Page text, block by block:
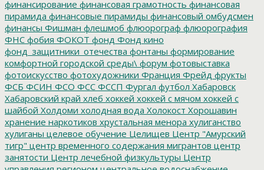
финансирование финансовая грамотность финансовая
пирамида финансовые пирамиды финансовый омбудсмен
финансы Фишман флешмоб флюорограф флюорография
ФНС фобия ФОКОТ фонд Фонд кино
фонд_защитники_отечества фонтаны формирование
комфортной городской среды\ форум фотовыставка
фотоискусство фотохудожники Франция Фрейд фрукты
ФСБ ФСИН ФСО ФСС ФССП Фургал футбол Хабаровск
Хабаровский край хлеб хоккей хоккей с мячом хоккей с
шайбой Холдоми холодная вода Холокост Хорошавин
хранение наркотиков хрустальная менора хулиганство
хулиганы целевое обучение Целищев Центр "Амурский
тигр" центр временного содержания мигрантов центр
занятости Центр лечебной физкультуры Центр